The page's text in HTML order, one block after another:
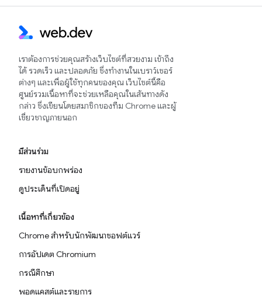
เราต้องการช่วยคุณสร้างเว็บไซต์ที่สวยงาม เข้าถึง
ได้ รวดเร็ว และปลอดภัย ซึ่งทำงานในเบราว์เซอร์
ต่างๆ และเพื่อผู้ใช้ทุกคนของคุณ เว็บไซต์นี้คือ
ศูนย์รวมเนื้อหาที่จะช่วยเหลือคุณในเส้นทางดัง
กล่าว ซึ่งเขียนโดยสมาชิกของทีม Chrome และผู้
เชี่ยวชาญภายนอก
มีส่วนร่วม
รายงานข้อบกพร่อง
ดูประเด็นที่เปิดอยู่
เนื้อหาที่เกี่ยวข้อง
Chrome สำหรับนักพัฒนาซอฟต์แวร์
การอัปเดต Chromium
กรณีศึกษา
พอดแคสต์และรายการ